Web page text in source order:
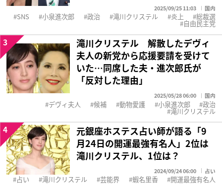
2025/09/25 11:03 国内
SNS 小泉進次郎 政治 滝川クリステル 炎上 総裁選
自由民主党
滝川クリステル 解散したデヴィ
夫人の新党から応援要請を受けて
いた…同席した夫・進次郎氏が
「反対した理由」
2025/05/28 06:00 国内
3
デヴィ夫人 候補 動物愛護 小泉進次郎 政治
滝川クリステル
元銀座ホステス占い師が語る「9
月24日の開運最強有名人」2位は
滝川クリステル、1位は？
2024/09/24 06:00 占い
4
占い 滝川クリステル 芸能界 蝦名里香 開運最強有名人